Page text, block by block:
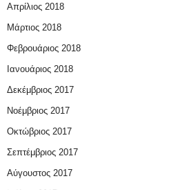
Απρίλιος 2018
Μάρτιος 2018
Φεβρουάριος 2018
Ιανουάριος 2018
Δεκέμβριος 2017
Νοέμβριος 2017
Οκτώβριος 2017
Σεπτέμβριος 2017
Αύγουστος 2017